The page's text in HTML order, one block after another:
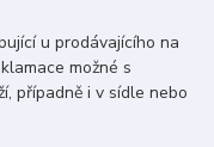
u prodávajícího na
možné s
případně i v sídle nebo